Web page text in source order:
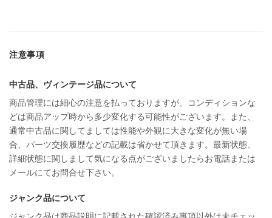
注意事項
中古品、ヴィンテージ品について
商品管理には細心の注意を払っておりますが、コンディションな
どは商品アップ時から多少変化する可能性がございます。また、
通常中古品に関してましては性能や外観に大きな変化が無い場
合、パーツ交換履歴などの記載は省かせて頂きます。最新状態、
詳細状態に関しまして気になる点がございましたらお電話または
メールにてお問合せ下さい。
ジャンク品について